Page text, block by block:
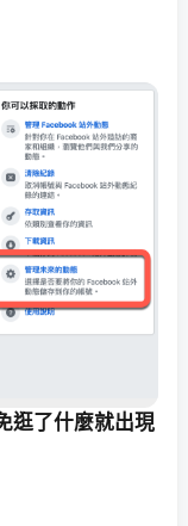
逛了什麼就出現